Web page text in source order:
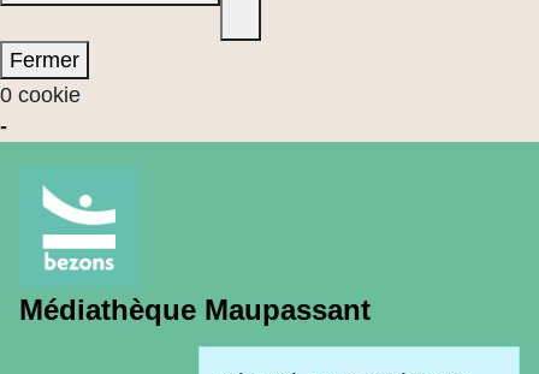
Fermer
0 cookie
-
Médiathèque Maupassant